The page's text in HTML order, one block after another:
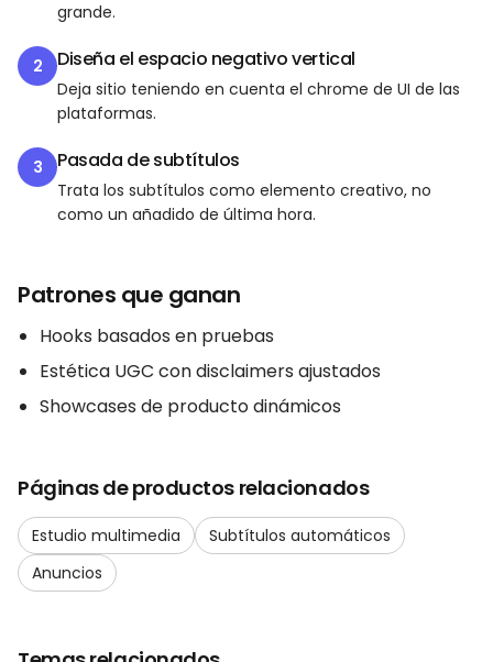
grande.
2 Diseña el espacio negativo vertical
Deja sitio teniendo en cuenta el chrome de UI de las
plataformas.
3 Pasada de subtítulos
Trata los subtítulos como elemento creativo, no
como un añadido de última hora.
Patrones que ganan
Hooks basados en pruebas
Estética UGC con disclaimers ajustados
Showcases de producto dinámicos
Páginas de productos relacionados
Estudio multimedia
Subtítulos automáticos
Anuncios